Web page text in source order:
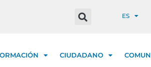
ES
CIUDADANO